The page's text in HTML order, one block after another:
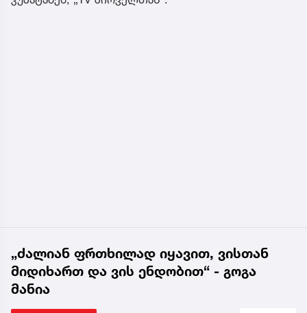
„ძალიან ფრთხილად იყავით, ვისთან
მიდიხართ და ვის ენდობით“ - გოგა
მანია